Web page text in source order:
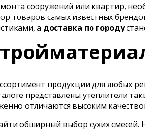
сооружений или квартир,
товаров самых известных
а доставка по городу
продукции для любых
представлены утеплители
отличаются высоким
обширный выбор сухих смесей.